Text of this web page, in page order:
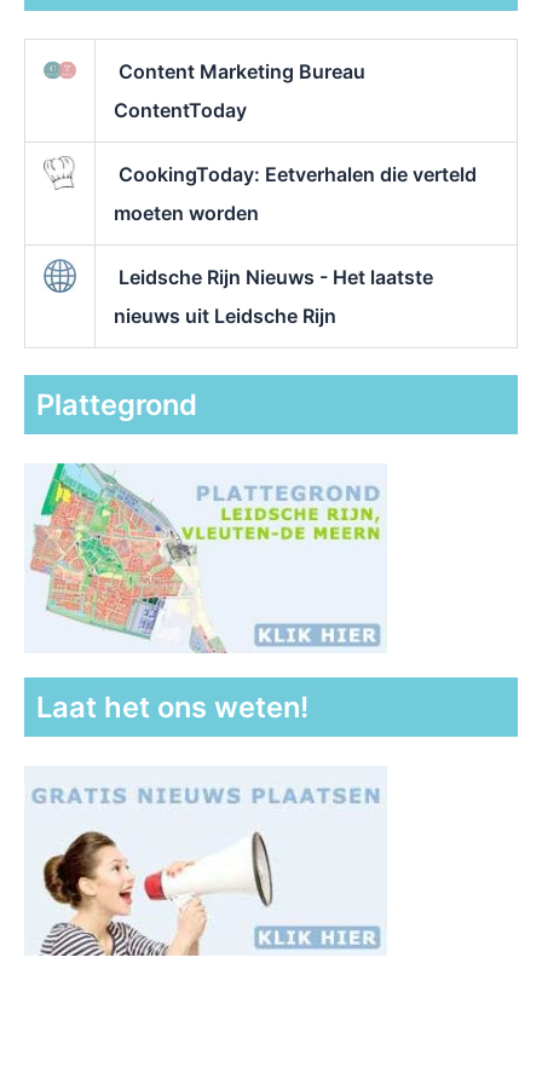
Content Marketing Bureau
ContentToday
CookingToday: Eetverhalen die verteld
moeten worden
Leidsche Rijn Nieuws - Het laatste
nieuws uit Leidsche Rijn
Plattegrond
Laat het ons weten!